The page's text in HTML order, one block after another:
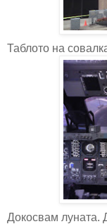
Таблото на
Докосвам луната.